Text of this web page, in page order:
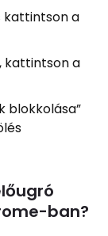
kattintson a
kattintson a
blokkolása”
ban?